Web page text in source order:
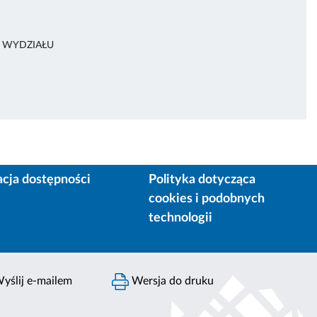
WYDZIAŁU
dostępności
Polityka dotycząca
cookies i podobnych
technologii
e-mailem Wersja do druku